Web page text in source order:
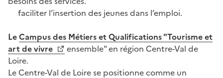
faciliter l’insertion des jeunes dans l’emploi.
LeCampus des Métiers et Qualifications "Tourisme et
art de vivre
ensemble" en région Centre-Val de
Loire.
Le Centre-Val de Loire se positionne comme un